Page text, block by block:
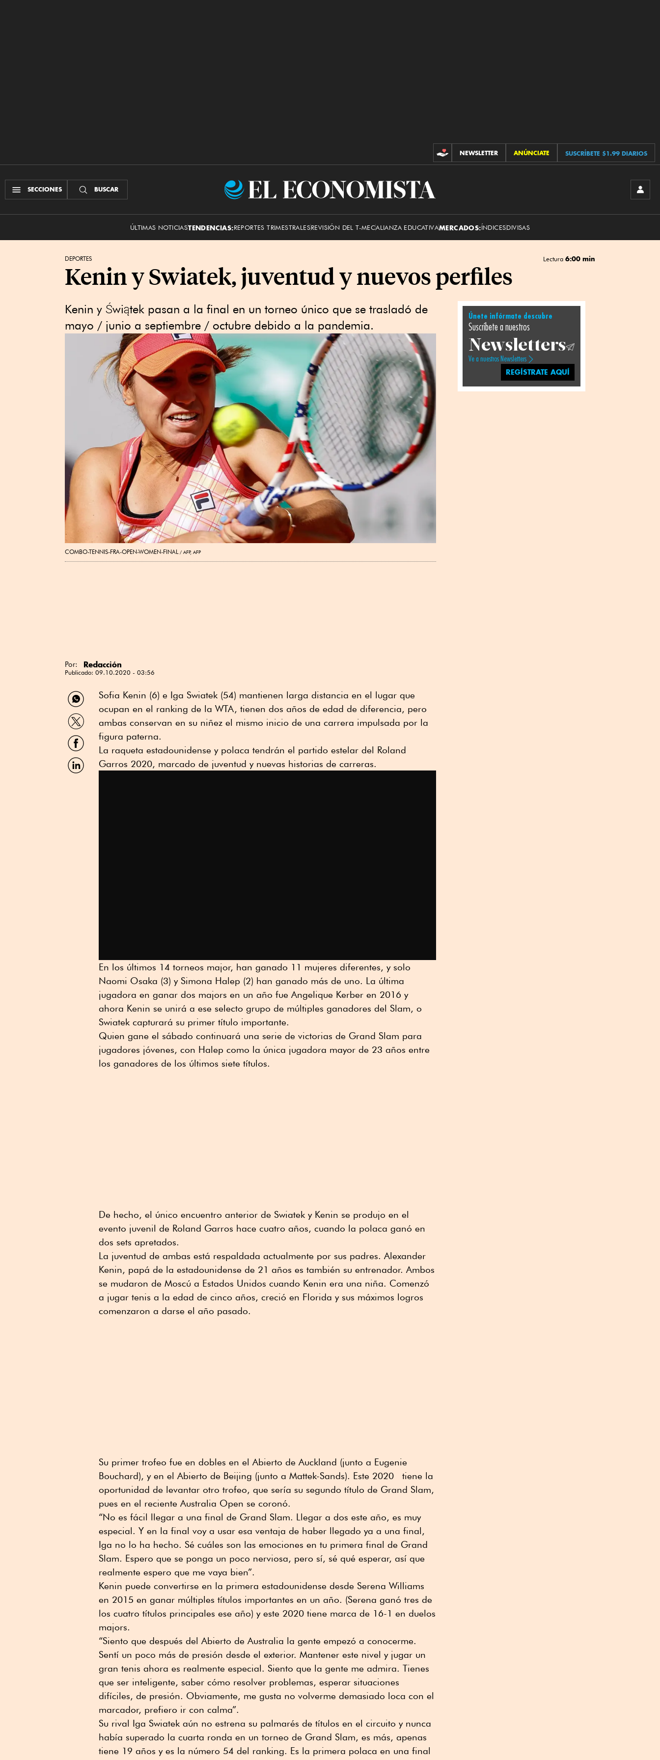
CONTRIBUCIONES
NEWSLETTER ANÚNCIATE SUSCRÍBETE $1.99 DIARIOS
SECCIONES BUSCAR
El
ÚLTIMAS NOTICIASTENDENCIAS:REPORTES TRIMESTRALESREVISIÓN DEL T-MECALIANZA EDUCATIVAMERCADOS:ÍNDICESDIVISAS
DEPORTES Lectura 6:00 min
Kenin y Swiatek, juventud y nuevos perfiles
Kenin y Świątek pasan a la final en un torneo único que se trasladó de
mayo / junio a septiembre / octubre debido a la pandemia.
COMBO-TENNIS-FRA-OPEN-WOMEN-FINAL AFP, AFP
Por: Redacción
Publicado: 09.10.2020 - 03:56
Compartir
por
WhatsApp
Compartir
por
Twitter
Compartir
por
Facebook
Compartir
por
Sofia Kenin (6) e Iga Swiatek (54) mantienen larga distancia en el lugar que
ocupan en el ranking de la WTA, tienen dos años de edad de diferencia, pero
ambas conservan en su niñez el mismo inicio de una carrera impulsada por la
figura paterna.
La raqueta estadounidense y polaca tendrán el partido estelar del Roland
Garros 2020, marcado de juventud y nuevas historias de carreras.
En los últimos 14 torneos major, han ganado 11 mujeres diferentes, y solo
Naomi Osaka (3) y Simona Halep (2) han ganado más de uno. La última
jugadora en ganar dos majors en un año fue Angelique Kerber en 2016 y
ahora Kenin se unirá a ese selecto grupo de múltiples ganadores del Slam, o
Swiatek capturará su primer título importante.
Quien gane el sábado continuará una serie de victorias de Grand Slam para
jugadores jóvenes, con Halep como la única jugadora mayor de 23 años entre
los ganadores de los últimos siete títulos.
De hecho, el único encuentro anterior de Swiatek y Kenin se produjo en el
evento juvenil de Roland Garros hace cuatro años, cuando la polaca ganó en
dos sets apretados.
La juventud de ambas está respaldada actualmente por sus padres. Alexander
Kenin, papá de la estadounidense de 21 años es también su entrenador. Ambos
se mudaron de Moscú a Estados Unidos cuando Kenin era una niña. Comenzó
a jugar tenis a la edad de cinco años, creció en Florida y sus máximos logros
comenzaron a darse el año pasado.
Su primer trofeo fue en dobles en el Abierto de Auckland (junto a Eugenie
Bouchard), y en el Abierto de Beijing (junto a Mattek-Sands). Este 2020 tiene la
oportunidad de levantar otro trofeo, que sería su segundo título de Grand Slam,
pues en el reciente Australia Open se coronó.
“No es fácil llegar a una final de Grand Slam. Llegar a dos este año, es muy
especial. Y en la final voy a usar esa ventaja de haber llegado ya a una final,
Iga no lo ha hecho. Sé cuáles son las emociones en tu primera final de Grand
Slam. Espero que se ponga un poco nerviosa, pero sí, sé qué esperar, así que
realmente espero que me vaya bien”.
Kenin puede convertirse en la primera estadounidense desde Serena Williams
en 2015 en ganar múltiples títulos importantes en un año. (Serena ganó tres de
los cuatro títulos principales ese año) y este 2020 tiene marca de 16-1 en duelos
majors.
“Siento que después del Abierto de Australia la gente empezó a conocerme.
Sentí un poco más de presión desde el exterior. Mantener este nivel y jugar un
gran tenis ahora es realmente especial. Siento que la gente me admira. Tienes
que ser inteligente, saber cómo resolver problemas, esperar situaciones
difíciles, de presión. Obviamente, me gusta no volverme demasiado loca con el
marcador, prefiero ir con calma”.
Su rival Iga Swiatek aún no estrena su palmarés de títulos en el circuito y nunca
había superado la cuarta ronda en un torneo de Grand Slam, es más, apenas
tiene 19 años y es la número 54 del ranking. Es la primera polaca en una final
Únete infórmate descubre
Suscríbete a nuestros
Newsletters
Ve a nuestros Newsletters
REGÍSTRATE AQUÍ